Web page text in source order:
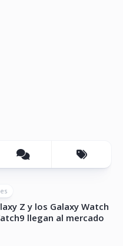
Z y los Galaxy Watch
llegan al mercado